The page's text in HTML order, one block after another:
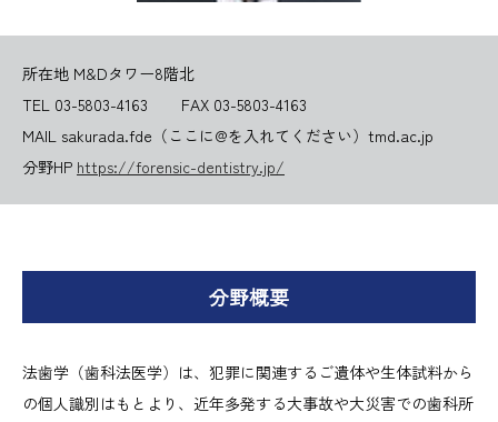
所在地 M&Dタワー8階北
TEL 03-5803-4163
FAX 03-5803-4163
MAIL sakurada.fde（ここに@を入れてください）tmd.ac.jp
分野HP https://forensic-dentistry.jp/
分野概要
法歯学（歯科法医学）は、犯罪に関連するご遺体や生体試料から
の個人識別はもとより、近年多発する大事故や大災害での歯科所